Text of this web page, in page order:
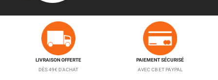
LIVRAISON OFFERTE
DÈS 49€ D'ACHAT
PAIEMENT SÉCURISÉ
AVEC CB ET PAYPAL